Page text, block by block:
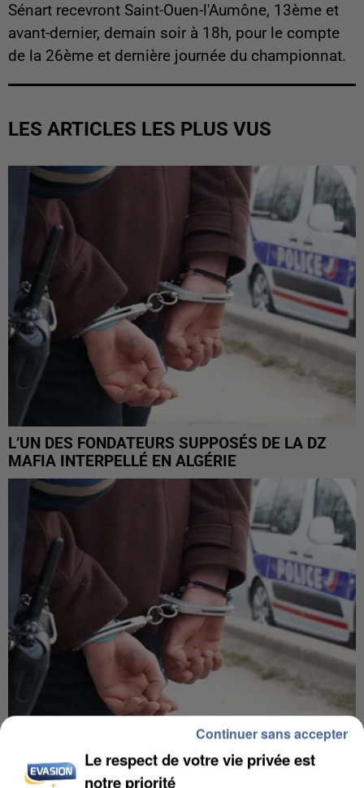
Sénart recevront Saint-Ouen-l'Aumône, 13ème et
avant-dernier, demain soir à 18h, pour le compte
de la 26ème et dernière journée du championnat.
LES ARTICLES LES PLUS VUS
L’UN DES FONDATEURS SUPPOSÉS DE LA DZ
MAFIA INTERPELLÉ EN ALGÉRIE
UN SECOND CADRE DE LA DZ MAFIA
INTERPELLÉ EN ALGÉRIE
Le respect de votre vie privée est
notre priorité
Continuer sans accepter